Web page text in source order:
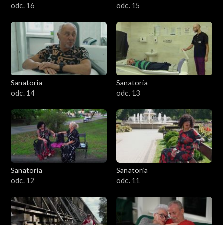
odc. 16
odc. 15
Sanatoria
odc. 14
Sanatoria
odc. 13
Sanatoria
odc. 12
Sanatoria
odc. 11